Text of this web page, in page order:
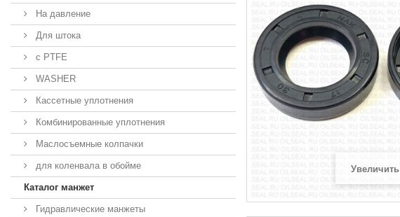
На давление
Для штока
с PTFE
WASHER
Кассетные уплотнения
Комбинированные уплотнения
Маслосъемные колпачки
для коленвала в обойме
Каталог манжет
Гидравлические манжеты
Увеличить